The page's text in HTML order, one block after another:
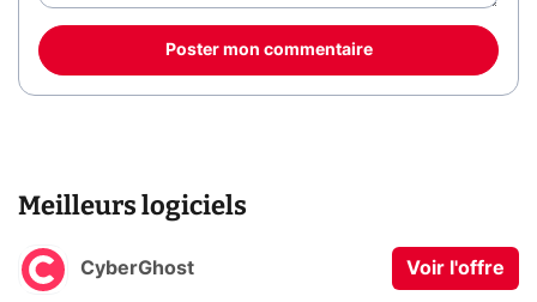
Poster mon commentaire
Meilleurs logiciels
CyberGhost Voir l'offre